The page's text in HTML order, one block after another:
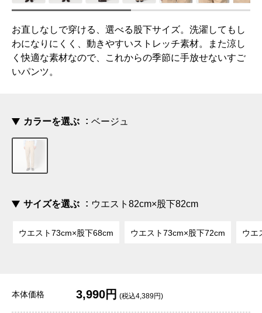
お直しなしで穿ける、選べる股下サイズ。洗濯してもし
わになりにくく、動きやすいストレッチ素材。また涼し
く快適な素材なので、これからの季節に手放せないすご
いパンツ。
カラーを選ぶ ベージュ
サイズを選ぶ ウエスト82cm×股下82cm
ウエスト73cm×股下68cm ウエスト73cm×股下72cm ウエ
本体価格 3,990円 (税込4,389円)